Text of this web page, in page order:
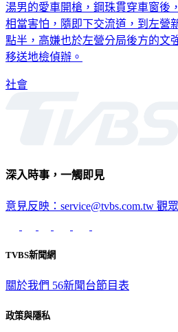
湯男的愛車開槍，鋼珠貫穿車窗後
相當害怕，隨即下交流道，到左營
點半，高嫌也於左營分局後方的文
移送地檢偵辦。
社會
深入時事，一觸即見
意見反映：service@tvbs.com.tw 觀
TVBS新聞網
關於我們 56新聞台節目表
政策與隱私